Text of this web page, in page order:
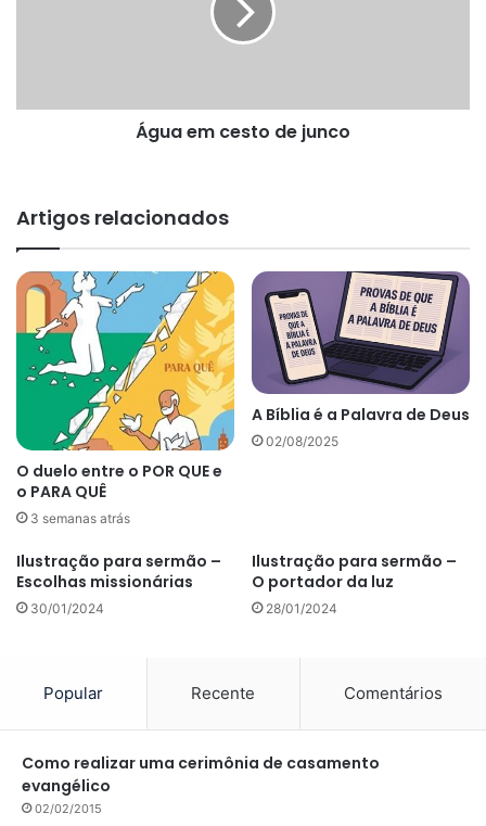
Água em cesto de junco
Artigos relacionados
O duelo entre o POR QUE e
o PARA QUÊ
3 semanas atrás
A Bíblia é a Palavra de Deus
02/08/2025
Ilustração para sermão –
Escolhas missionárias
30/01/2024
Ilustração para sermão –
O portador da luz
28/01/2024
Popular Recente Comentários
Como realizar uma cerimônia de casamento
evangélico
02/02/2015